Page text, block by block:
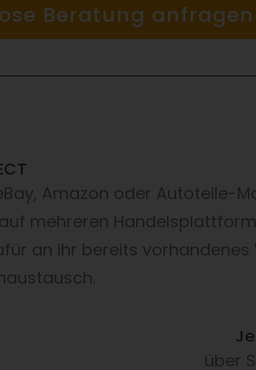
Beratung
Amazon oder Autoteile-
mehreren
an Ihr bereits
über